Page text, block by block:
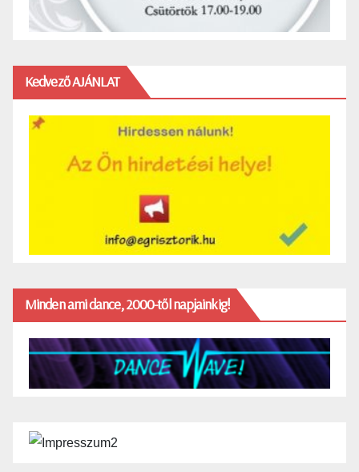
Kedvező AJÁNLAT
Minden ami dance, 2000-től napjainkig!